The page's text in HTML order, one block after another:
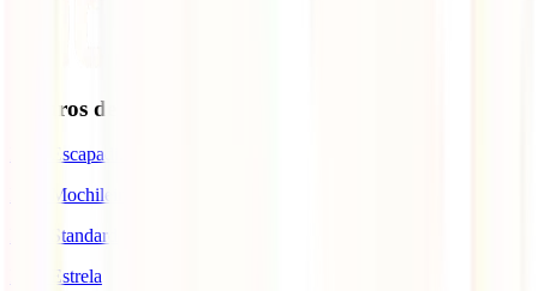
Seguros de Viagem
IATI Escapadinhas
IATI Mochileiro
IATI Standard
IATI Estrela